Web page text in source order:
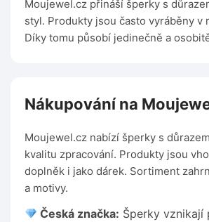
Moujewel.cz přináší šperky s
styl. Produkty jsou často vyráběny v
Díky tomu působí jedinečně a
Nákupování na
Moujewel.cz nabízí šperky s
kvalitu zpracování. Produkty jsou
doplněk i jako dárek. Sortiment
a motivy.
Česká značka: Šperky vznikají